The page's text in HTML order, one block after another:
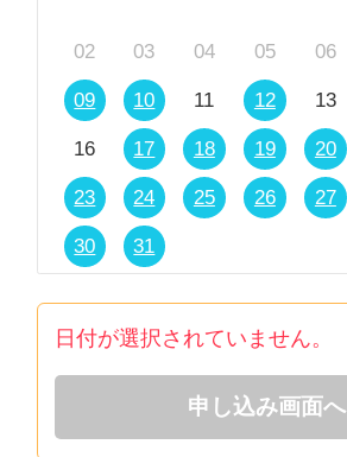
02 03 04 05 06
09 10 11 12 13
16 17 18 19 20
23 24 25 26 27
30 31
日付が選択されていません。
申し込み画面へ